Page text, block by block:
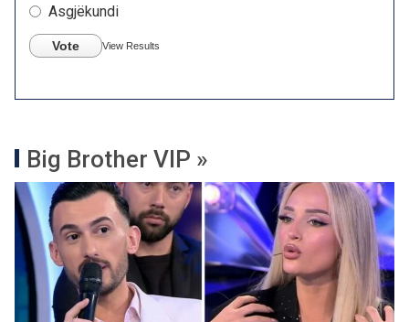
Asgjëkundi
Vote View Results
Big Brother VIP »